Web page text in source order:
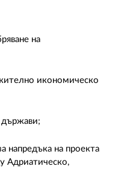
на
икономическо
напредъка на проекта
Адриатическо,